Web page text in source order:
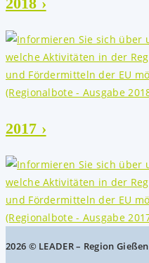
2017 ›
2026 © LEADER – Region